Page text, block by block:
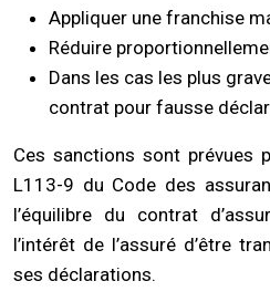
Appliquer une franchise
Réduire
Dans les cas les plus
contrat pour fausse
Ces sanctions sont prévues
L113-9 du Code des
l’équilibre du contrat
l’intérêt de l’assuré d’être
ses déclarations.